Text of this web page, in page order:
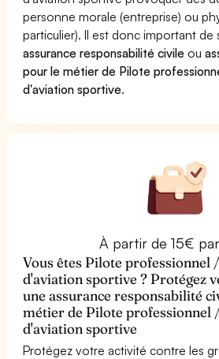
personne morale (entreprise) ou
particulier). Il est donc important de
assurance responsabilité civile ou
pour le métier de Pilote
d'aviation sportive.
À partir de 15€
Vous êtes Pilote professionnel
d'aviation sportive ? Protégez
une assurance responsabilité
métier de Pilote professionnel
d'aviation sportive
Protégez votre activité contre les